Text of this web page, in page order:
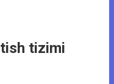
tizimi